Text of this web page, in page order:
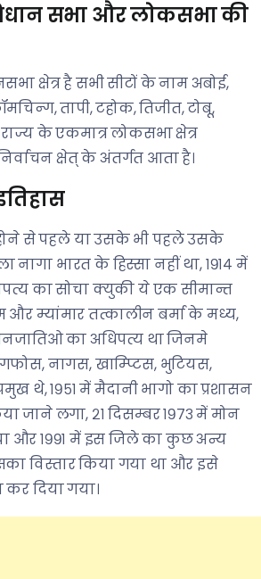
सभा और लोकसभा की
क्षेत्र है सभी सीटों के नाम अबोई,
तापी, टहोक, तिजीत, टोबू,
के एकमात्र लोकसभा क्षेत्र
क्षेत् के अंतर्गत आता है।
से पहले या उसके भी पहले उसके
नागा भारत के हिस्सा नहीं था, १९१४ में
का सोचा क्युकी ये एक सीमान्त
और म्यांमार तत्कालीन बर्मा के मध्य,
का अधिपत्य था जिनमे
नागस, खाम्प्टिस, भुटियस,
थे, १९५१ में मैदानी भागो का प्रशासन
जाने लगा, २१ दिसम्बर १९७३ में मोन
और १९९१ में इस जिले का कुछ अन्य
विस्तार किया गया था और इसे
कर दिया गया।